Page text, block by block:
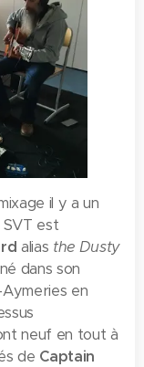
il y a un
est
alias the Dusty
dans son
en
neuf en tout à
de Captain